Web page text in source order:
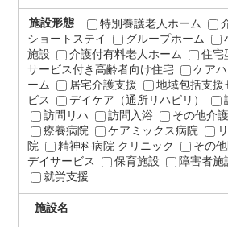
施設形態 特別養護老人ホーム
ショートステイ
グループホーム
施設
介護付有料老人ホーム
住宅
サービス付き高齢者向け住宅
ケア
ーム
居宅介護支援 地域包括支援
ビス
デイケア（通所リハビリ）
訪問リハ
訪問入浴 その他介
療養病院
ケアミックス病院
院
精神科病院 クリニック その
デイサービス
保育施設 障害者施
就労支援
施設名